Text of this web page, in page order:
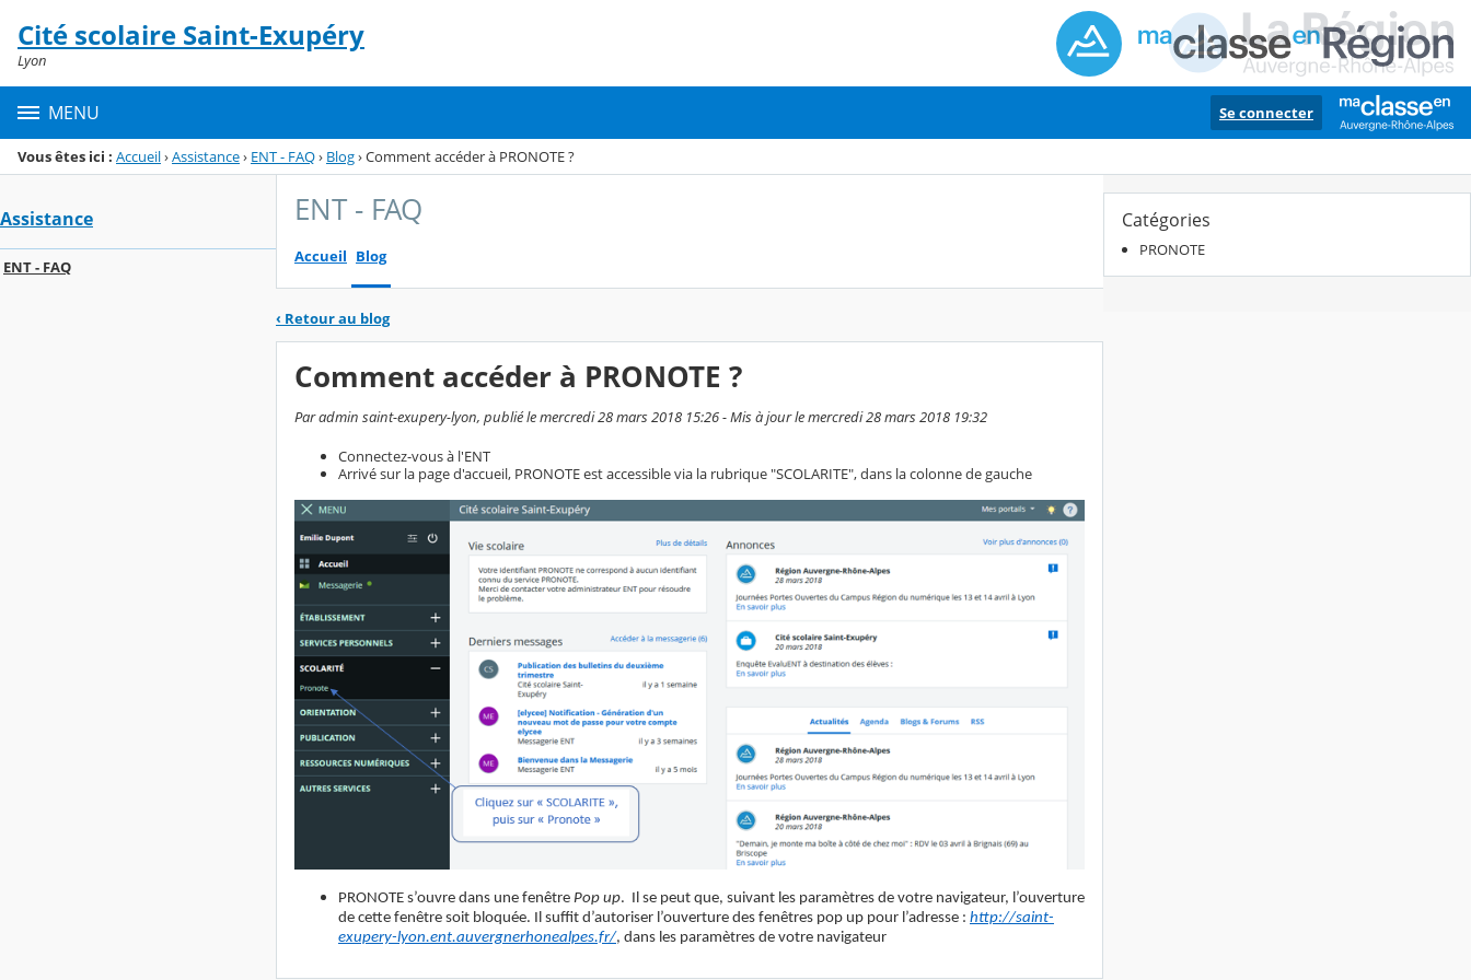
Menu de la rubrique
Contenu
Cité scolaire Saint-Exupéry
Lyon
MENU Se connecter
Vous êtes ici : Accueil›Assistance› ENT - FAQ› Blog›Comment accéder à PRONOTE ?
Assistance
ENT - FAQ
ENT - FAQ
Accueil Blog
‹ Retour au blog
Comment accéder à PRONOTE ?
Par admin saint-exupery-lyon, publié le mercredi 28 mars 2018 15:26 - Mis à jour le mercredi 28 mars 2018 19:32
Connectez-vous à l'ENT
Arrivé sur la page d'accueil, PRONOTE est accessible via la rubrique "SCOLARITE", dans la colonne de gauche
PRONOTE s’ouvre dans une fenêtre Pop up. Il se peut que, suivant les paramètres de votre navigateur, l’ouverture
de cette fenêtre soit bloquée. Il suffit d’autoriser l’ouverture des fenêtres pop up pour l’adresse : http://saint-
exupery-lyon.ent.auvergnerhonealpes.fr/, dans les paramètres de votre navigateur
Catégories
PRONOTE